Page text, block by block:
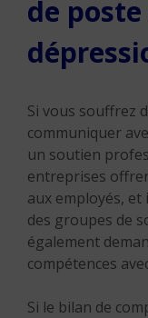
de poste
Si vous souffrez
communiquer
un soutien
entreprises
aux employés, et
des groupes de
également
compétences
Si le bilan de